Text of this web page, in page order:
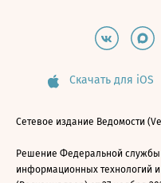
Скачать для iOS
Сетевое издание Ведомости
Решение Федеральной
информационных технологий